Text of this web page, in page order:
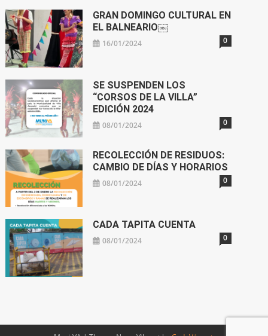
GRAN DOMINGO CULTURAL EN
EL BALNEARIO￼
16/01/2024 0
SE SUSPENDEN LOS
“CORSOS DE LA VILLA”
EDICIÓN 2024
08/01/2024 0
RECOLECCIÓN DE RESIDUOS:
CAMBIO DE DÍAS Y HORARIOS
08/01/2024 0
CADA TAPITA CUENTA
08/01/2024 0